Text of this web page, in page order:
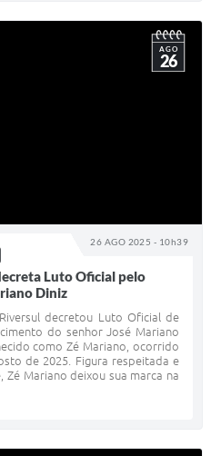
26 AGO 2025 - 10h39
AGO
26
Luto Oficial pelo
Diniz
decretou Luto Oficial de
do senhor José Mariano
como Zé Mariano, ocorrido
de 2025. Figura respeitada e
Mariano deixou sua marca na